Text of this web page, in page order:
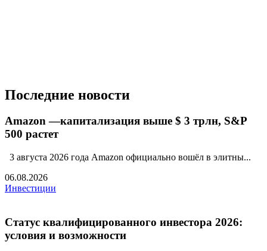
Последние новости
Amazon —капитализация выше $ 3 трлн, S&P
500 растет
3 августа 2026 года Amazon официально вошёл в элитны...
06.08.2026
Инвестиции
Статус квалифицированного инвестора 2026:
условия и возможности